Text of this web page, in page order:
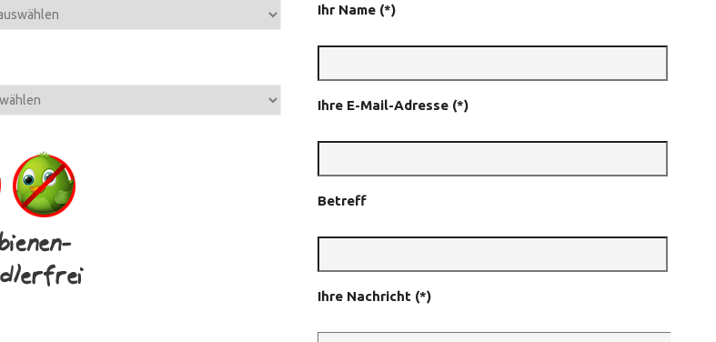
Ihr Name (*)
Ihre E-Mail-Adresse (*)
Betreff
Ihre Nachricht (*)